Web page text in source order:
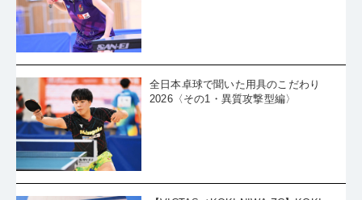
全日本卓球で聞いた用具のこだわり
2026〈その1・異質攻撃型編〉